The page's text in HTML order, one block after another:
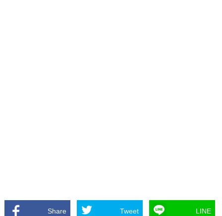
Share Tweet LINE